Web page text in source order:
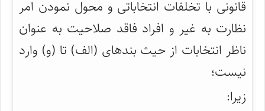
قانونی با تخلفات انتخاباتی و محول نمودن امر
نظارت به غیر و افراد فاقد صلاحیت به عنوان
ناظر انتخابات از حیث بندهای (الف) تا (و) وارد
نیست؛
زیرا: